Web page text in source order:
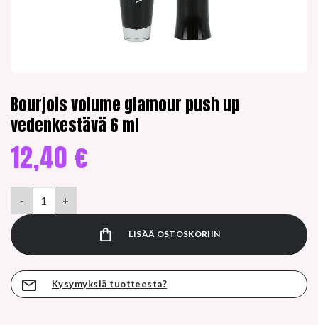
Bourjois volume glamour push up
vedenkestävä 6 ml
12,40 €
LISÄÄ OSTOSKORIIN
Kysymyksiä tuotteesta?